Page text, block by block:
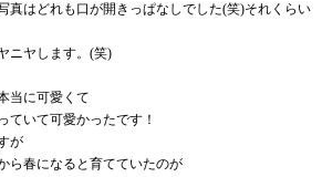
真はどれも口が開きっぱなしでした(笑)それくらい
ニヤします。(笑)
当に可愛くて
ていて可愛かったです！
が
ら春になると育てていたのが